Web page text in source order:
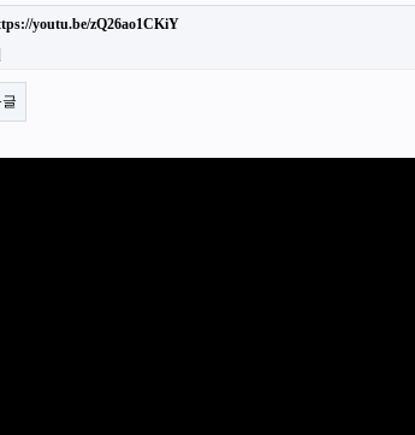
youtu.be/zQ26ao1CKiY